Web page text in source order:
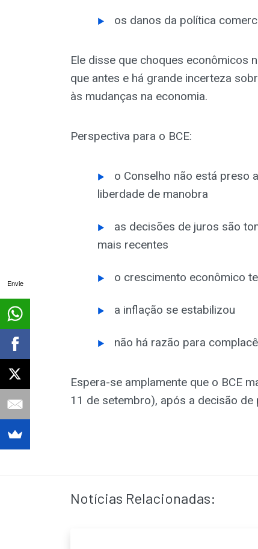
os danos da política
Ele disse que choques econômicos
que antes e há grande incerteza
às mudanças na economia.
Perspectiva para o BCE:
o Conselho não está preso
liberdade de manobra
as decisões de juros são
mais recentes
o crescimento econômico
a inflação se estabilizou
não há razão para
Espera-se amplamente que o BCE
11 de setembro), após a decisão de
Notícias Relacionadas:
Envie